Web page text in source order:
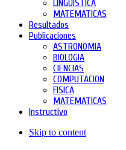
LINGÜÍSTICA
MATEMATICAS
Resultados
Publicaciones
ASTRONOMIA
BIOLOGIA
CIENCIAS
COMPUTACION
FISICA
MATEMATICAS
Instructivo
Skip to content